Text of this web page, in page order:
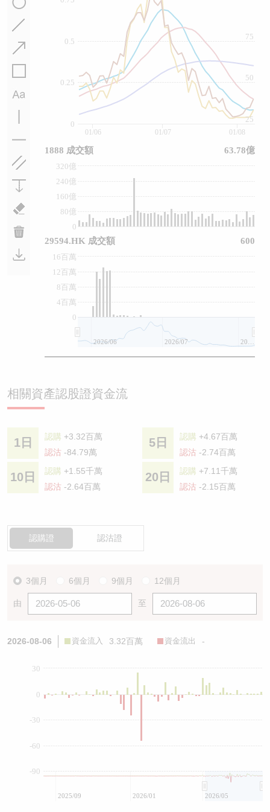
0
0.25
0.5
25
50
75
0
80億
160億
240億
320億
0
4百萬
8百萬
12百萬
16百萬
01/06 01/07 01/08
2026/06 2026/07
1888 成交額 63.78億
29594.HK 成交額 600
相關資產認股證資金流
1日 認購 +3.32百萬
認沽 -84.79萬
5日 認購 +4.67百萬
認沽 -2.74百萬
10日 認購 +1.55千萬
認沽 -2.64百萬
20日 認購 +7.11千萬
認沽 -2.15百萬
認購證 認沽證
3個月 6個月 9個月 12個月
由 至
2026-08-06 資金流入 3.32百萬 資金流出 -
0
-90
-60
-30
30
2025/09 2026/01 2026/05